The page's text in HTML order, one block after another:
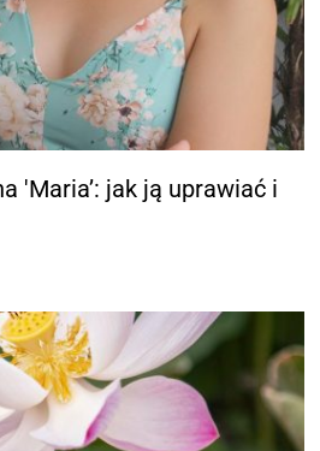
'Maria’: jak ją uprawiać i